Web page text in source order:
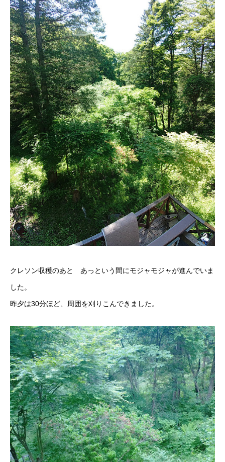
クレソン収穫のあと あっという間にモジャモジャが進んでいま
した。
昨夕は30分ほど、周囲を刈りこんできました。